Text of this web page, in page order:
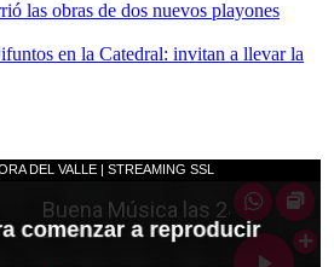
las obras de dos nuevos playones
en la Catedral: invitan a llevar la